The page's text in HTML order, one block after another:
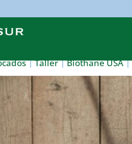
Taller Biothane USA